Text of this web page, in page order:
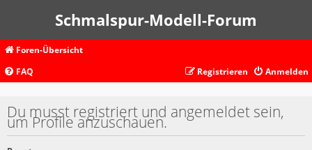
Schmalspur-Modell-Forum
Foren-Übersicht
FAQ
Anmelden
Registrieren
Du musst registriert und angemeldet sein,
um Profile anzuschauen.